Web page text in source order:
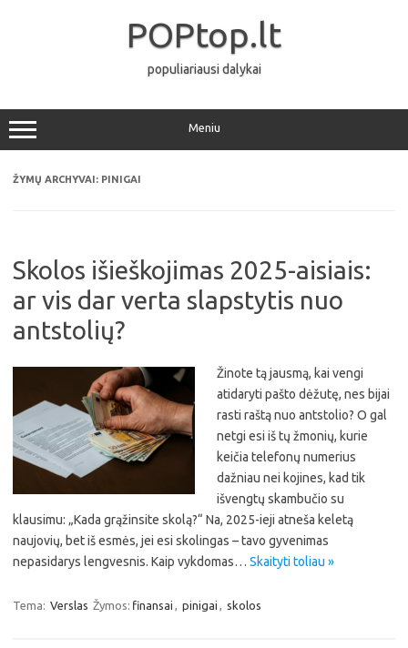
POPtop.lt
populiariausi dalykai
Meniu
ŽYMŲ ARCHYVAI: PINIGAI
Skolos išieškojimas 2025-aisiais:
ar vis dar verta slapstytis nuo
antstolių?
Žinote tą jausmą, kai vengi
atidaryti pašto dėžutę, nes bijai
rasti raštą nuo antstolio? O gal
netgi esi iš tų žmonių, kurie
keičia telefonų numerius
dažniau nei kojines, kad tik
išvengtų skambučio su
klausimu: „Kada grąžinsite skolą?“ Na, 2025-ieji atneša keletą
naujovių, bet iš esmės, jei esi skolingas – tavo gyvenimas
nepasidarys lengvesnis. Kaip vykdomas… Skaityti toliau »
Tema: Verslas Žymos: finansai , pinigai , skolos